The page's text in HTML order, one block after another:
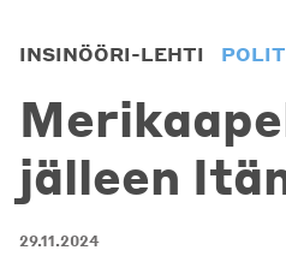
INSINÖÖRI-LEHTI
jälleen
29.11.2024